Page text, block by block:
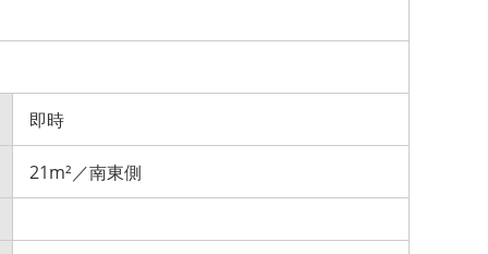
即時
21m²／南東側